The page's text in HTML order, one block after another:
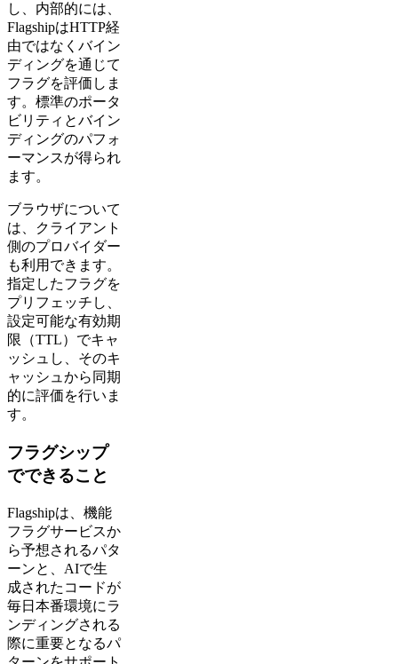
し、内部的には、
FlagshipはHTTP経
由ではなくバイン
ディングを通じて
フラグを評価しま
す。標準のポータ
ビリティとバイン
ディングのパフォ
ーマンスが得られ
ます。
ブラウザについて
は、クライアント
側のプロバイダー
も利用できます。
指定したフラグを
プリフェッチし、
設定可能な有効期
限（TTL）でキャ
ッシュし、そのキ
ャッシュから同期
的に評価を行いま
す。
フラグシップ
でできること
Flagshipは、機能
フラグサービスか
ら予想されるパタ
ーンと、AIで生
成されたコードが
毎日本番環境にラ
ンディングされる
際に重要となるパ